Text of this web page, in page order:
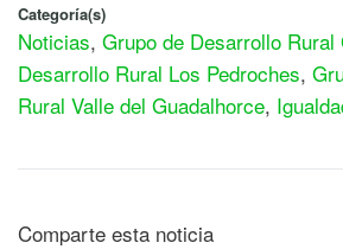
Categoría(s)
Noticias, Grupo de Desarrollo Rural
Desarrollo Rural Los Pedroches,
Rural Valle del Guadalhorce,
Comparte esta noticia